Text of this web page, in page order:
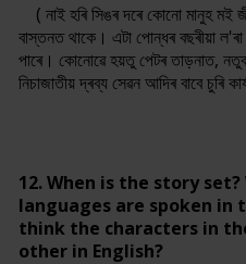
( নাই হৰি সিঙৰ দৰে কোনো মানুহ মই
বাস্তনত থাকে। এটা পোন্ধৰ বছৰীয়া ল'ৰা
পাৰে। কোনোৱে হয়তু পেটৰ তাড়নাত,
নিচাজাতীয় দ্ৰব্য সেৱন আদিৰ বাবে চুৰি
12. When is the story
languages are spoken in
think the characters in
other in English?